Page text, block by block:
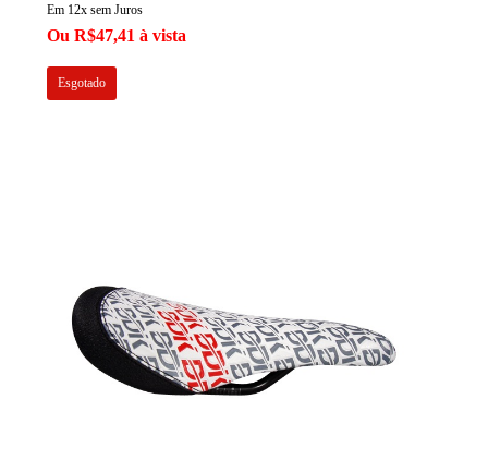
Em 12x sem Juros
Ou R$47,41 à vista
Esgotado